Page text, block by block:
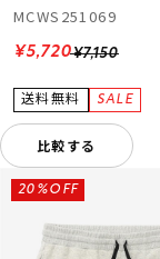
MCWS251069
¥7,150
¥5,720
比較する
20%OFF